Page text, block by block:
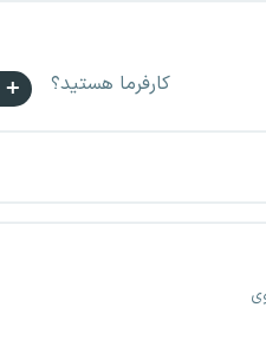
کارفرما هستید؟